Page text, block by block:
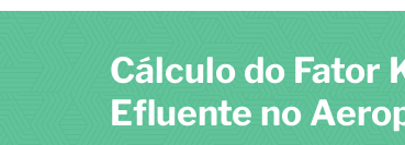
Cálculo do Fator
Efluente no